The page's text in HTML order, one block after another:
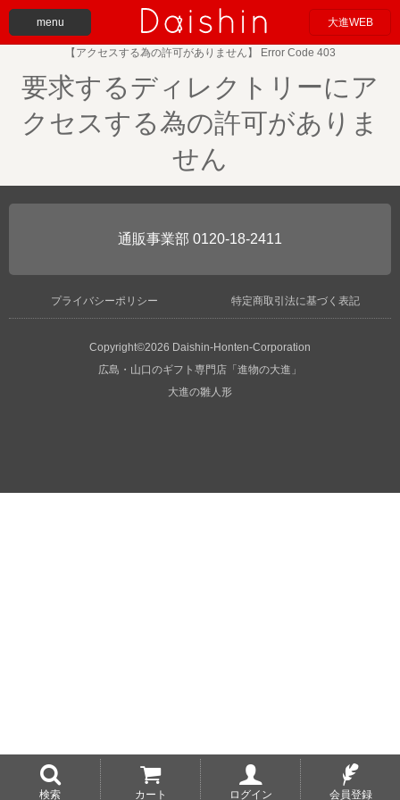
menu 大進WEB
検索 カート ログイン 会員登録
【アクセスする為の許可がありません】 Error Code 403
要求するディレクトリーにア
クセスする為の許可がありま
せん
0120-18-2411
プライバシーポリシー 特定商取引法に基づく表記
Copyright©2026 Daishin-Honten-Corporation
広島・山口のギフト専門店「進物の大進」
大進の雛人形